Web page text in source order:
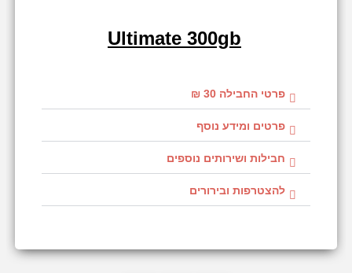
Ultimate 300gb
פרטי החבילה 30 ₪
פרטים ומידע נוסף
חבילות ושירותים נוספים
להצטרפות ובירורים